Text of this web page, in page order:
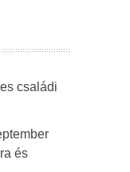
családi
és